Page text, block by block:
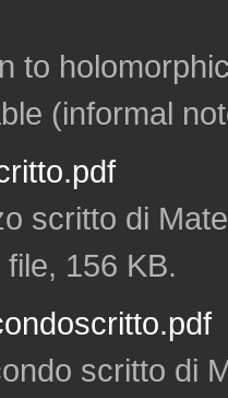
to
(informal
scritto di
156 KB.
scritto di